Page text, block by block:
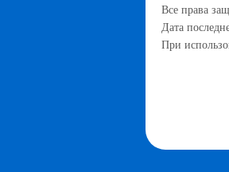
Все права
Дата
При